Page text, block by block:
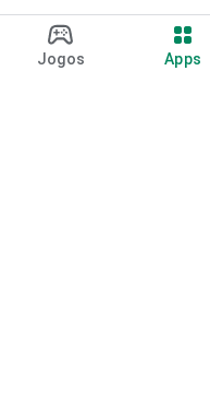
Jogos Apps